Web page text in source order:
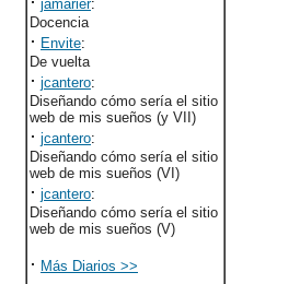
jamarier:
Docencia
· Envite:
De vuelta
· jcantero:
Diseñando cómo sería el sitio
web de mis sueños (y VII)
· jcantero:
Diseñando cómo sería el sitio
web de mis sueños (VI)
· jcantero:
Diseñando cómo sería el sitio
web de mis sueños (V)
· Más Diarios >>